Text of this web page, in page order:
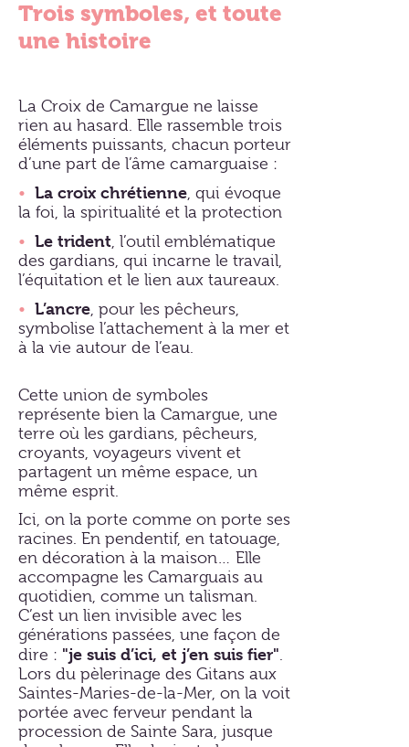
Trois symboles, et toute
une histoire
La Croix de Camargue ne laisse
rien au hasard. Elle rassemble trois
éléments puissants, chacun porteur
d’une part de l’âme camarguaise :
• La croix chrétienne, qui évoque
la foi, la spiritualité et la protection
• Le trident, l’outil emblématique
des gardians, qui incarne le travail,
l’équitation et le lien aux taureaux.
• L’ancre, pour les pêcheurs,
symbolise l’attachement à la mer et
à la vie autour de l’eau.
Cette union de symboles
représente bien la Camargue, une
terre où les gardians, pêcheurs,
croyants, voyageurs vivent et
partagent un même espace, un
même esprit.
Ici, on la porte comme on porte ses
racines. En pendentif, en tatouage,
en décoration à la maison… Elle
accompagne les Camarguais au
quotidien, comme un talisman.
C’est un lien invisible avec les
générations passées, une façon de
dire : "je suis d’ici, et j’en suis fier".
Lors du pèlerinage des Gitans aux
Saintes-Maries-de-la-Mer, on la voit
portée avec ferveur pendant la
procession de Sainte Sara, jusque